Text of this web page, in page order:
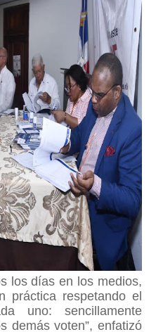
los días en los medios,
práctica respetando el
uno: sencillamente
demás voten”, enfatizó